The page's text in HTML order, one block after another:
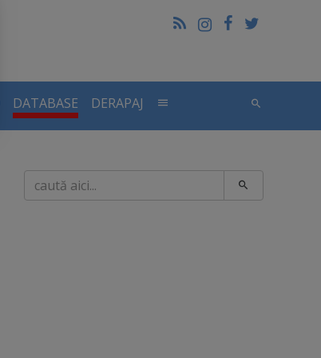
DATABASE DERAPAJ
Caută